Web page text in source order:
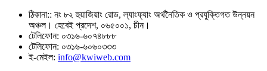
ঠিকানা:: নং ৮২ হুয়াজিয়াং রোড, ল্যাংফ্যাং অর্থনৈতিক ও প্রযুক্তিগত উন্নয়ন
অঞ্চল। হেবেই প্রদেশ, ০৬৫০০১, চীন।
টেলিফোন: ০৩১৬-৬০৭৪৮৮৮
টেলিফোন: ০৩১৬-৬০৬০৩৩৩
ই-মেইল: info@kwiweb.com